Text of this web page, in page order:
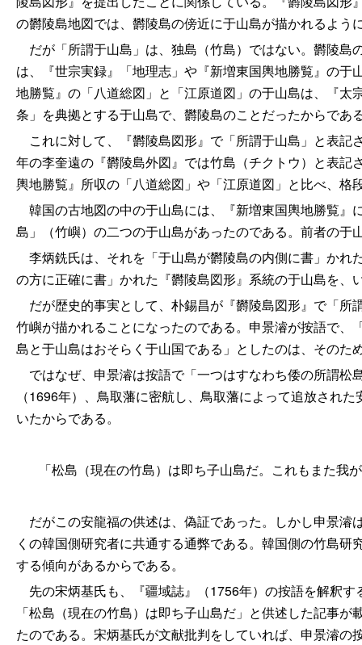
の欝陵島地図では、欝陵島の傍近に于山島が描かれるよう
だが「所謂于山島」は、独島（竹島）ではない。欝陵島
は、『世宗実録』「地理志」や『新増東国輿地勝覧』の
地勝覧』の「八道総図」と「江原道図」の于山島は、『
条」を典拠とする于山島で、欝陵島のことだったからであ
これに対して、『欝陵島図形』で「所謂于山島」と表記
年の李奎遠の『欝陵島外図』では竹島（チクトウ）と表
輿地勝覧』所収の「八道総図」や「江原道図」と比べ、格
韓国の古地図の中の于山島には、『新増東国輿地勝覧』
島」（竹嶼）の二つの于山島があったのである。前者の
李炳銑氏は、それを「于山島が欝陵島の内側に書」かれ
の方に正確に書」かれた『欝陵島図形』系統の于山島を、
だが歴史的事実として、朴錫昌が『欝陵島図形』で「所
竹嶼が描かれることになったのである。申景濬が按語で
島と于山島はおそらく于山国である」としたのは、そのた
ではなぜ、申景濬は按語で「一つはすなわち倭の所謂松
（1696年）、鳥取藩に密航し、鳥取藩によって追放され
いたからである。
「松島（現在の竹島）は即ち子山島だ。これもまた
だがこの安龍福の供述は、偽証であった。しかし申景濬
くの韓国側研究者に共通する通弊である。韓国側の竹島
する傾向があるからである。
先の宋炳基氏も、『疆域誌』（1756年）の按語を解釈
「松島（現在の竹島）は即ち子山島だ」と供述した記事
たのである。宋炳基氏が文献批判をしていれば、申景濬